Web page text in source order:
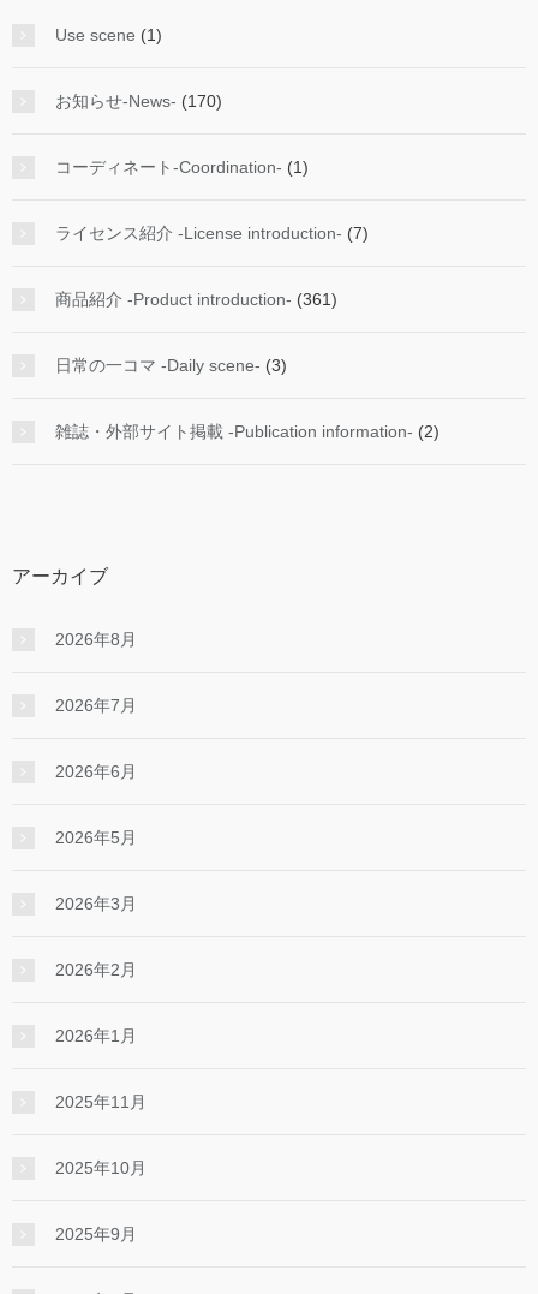
Use scene (1)
お知らせ-News- (170)
コーディネート-Coordination- (1)
ライセンス紹介 -License introduction- (7)
商品紹介 -Product introduction- (361)
日常の一コマ -Daily scene- (3)
雑誌・外部サイト掲載 -Publication information- (2)
アーカイブ
2026年8月
2026年7月
2026年6月
2026年5月
2026年3月
2026年2月
2026年1月
2025年11月
2025年10月
2025年9月